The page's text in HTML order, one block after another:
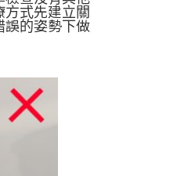
方式先建立關
誤的姿勢下做